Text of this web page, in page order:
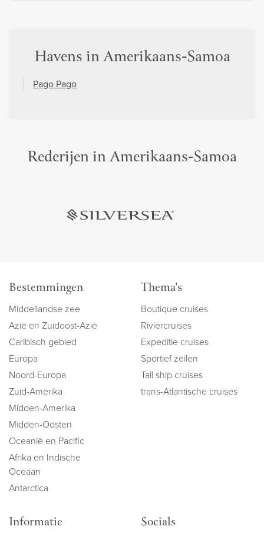
Havens in Amerikaans-Samoa
Pago Pago
Rederijen in Amerikaans-Samoa
Bestemmingen
Middellandse zee
Azië en Zuidoost-Azië
Caribisch gebied
Europa
Noord-Europa
Zuid-Amerika
Midden-Amerika
Midden-Oosten
Oceanië en Pacific
Afrika en Indische
Oceaan
Antarctica
Thema's
Boutique cruises
Riviercruises
Expeditie cruises
Sportief zeilen
Tall ship cruises
trans-Atlantische cruises
Informatie Socials